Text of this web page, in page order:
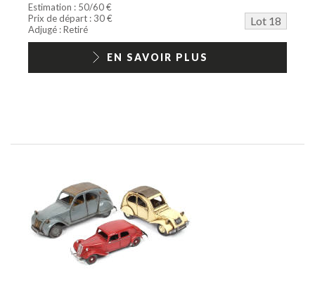
Estimation : 50/60 €
Prix de départ : 30 €
Lot 18
Adjugé : Retiré
EN SAVOIR PLUS